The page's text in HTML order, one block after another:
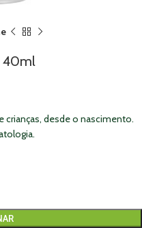
40ml
crianças, desde o nascimento.